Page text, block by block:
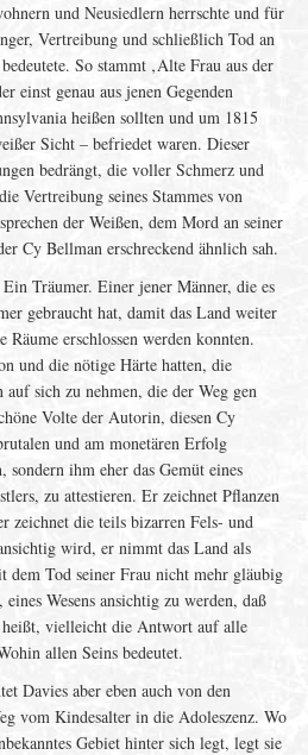
und Neusiedlern herrschte und für
Vertreibung und schließlich Tod an
So stammt ‚Alte Frau aus der
einst genau aus jenen Gegenden
heißen sollten und um 1815
Sicht – befriedet waren. Dieser
bedrängt, die voller Schmerz und
Vertreibung seines Stammes von
der Weißen, dem Mord an seiner
Cy Bellman erschreckend ähnlich sah.
Träumer. Einer jener Männer, die es
gebraucht hat, damit das Land weiter
Räume erschlossen werden konnten.
und die nötige Härte hatten, die
sich zu nehmen, die der Weg gen
Volte der Autorin, diesen Cy
und am monetären Erfolg
ihm eher das Gemüt eines
zu attestieren. Er zeichnet Pflanzen
zeichnet die teils bizarren Fels- und
wird, er nimmt das Land als
dem Tod seiner Frau nicht mehr gläubig
Wesens ansichtig zu werden, daß
vielleicht die Antwort auf alle
allen Seins bedeutet.
Davies aber eben auch von den
vom Kindesalter in die Adoleszenz. Wo
Gebiet hinter sich legt, legt sie